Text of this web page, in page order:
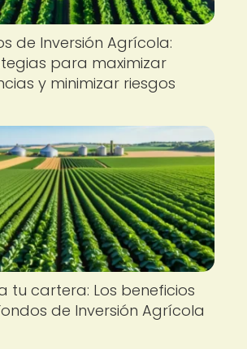
de Inversión Agrícola:
para maximizar
y minimizar riesgos
tu cartera: Los beneficios
de Inversión Agrícola